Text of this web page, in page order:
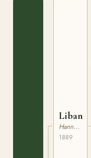
Libanon
Hannoveranare
1889